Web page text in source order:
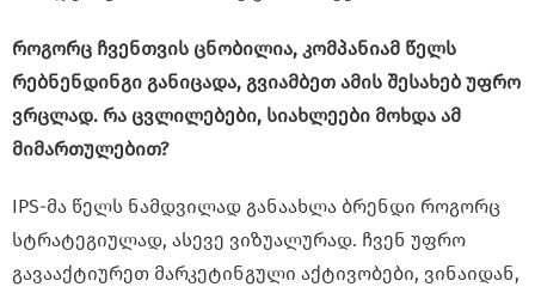
როგორც ჩვენთვის ცნობილია, კომპანიამ წელს
რებნენდინგი განიცადა, გვიამბეთ ამის შესახებ უფრო
ვრცლად. რა ცვლილებები, სიახლეები მოხდა ამ
მიმართულებით?
IPS-მა წელს ნამდვილად განაახლა ბრენდი როგორც
სტრატეგიულად, ასევე ვიზუალურად. ჩვენ უფრო
გავააქტიურეთ მარკეტინგული აქტივობები, ვინაიდან,